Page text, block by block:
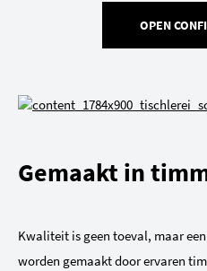
OPEN
Gemaakt in
Kwaliteit is geen toeval, maar
worden gemaakt door ervaren